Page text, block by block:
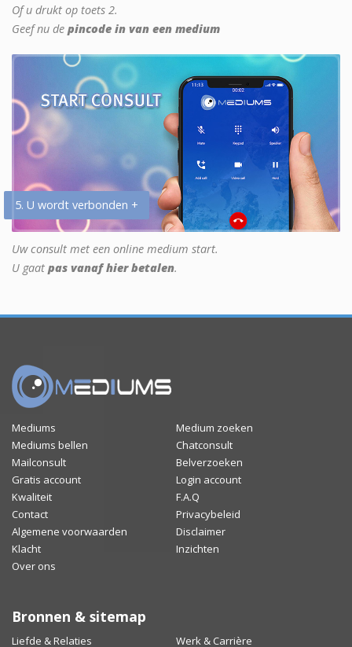
Of u drukt op toets 2.
Geef nu de pincode in van een medium
5. U wordt verbonden +
Uw consult met een online medium start.
U gaat pas vanaf hier betalen.
Mediums
Medium zoeken
Mediums bellen
Chatconsult
Mailconsult
Belverzoeken
Gratis account
Login account
Kwaliteit
F.A.Q
Contact
Privacybeleid
Algemene voorwaarden
Disclaimer
Klacht
Inzichten
Over ons
Bronnen & sitemap
Liefde & Relaties Werk & Carrière